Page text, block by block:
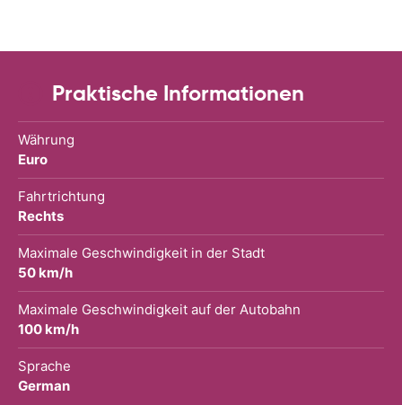
Praktische Informationen
Währung
Euro
Fahrtrichtung
Rechts
Maximale Geschwindigkeit in der Stadt
50 km/h
Maximale Geschwindigkeit auf der Autobahn
100 km/h
Sprache
German